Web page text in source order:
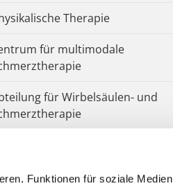
Funktionen für soziale Medien
Therapie
für multimodale
für Wirbelsäulen- und